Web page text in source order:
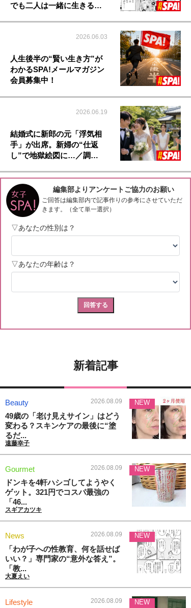
でも二人は一緒に生きる…
2026.06.03
人生後半の“賢い生き方”が
わかるSPA!メールマガジン
会員募集中！
2026.06.19
結婚式に新郎の元「浮気相
手」が出席。新婦の“仕返
し”で地獄絵図に…／調…
新着記事
Beauty 2026.08.09
49歳の「老け見えサイン」はどう
変わる？スキンケアの最後に“塗
るだ...
遠藤幸子
NEW
Gourmet 2026.08.09
ドンキを4軒ハシゴしてようやく
ゲット。321円でコスパ最強の
「46...
スギアカツキ
NEW
News 2026.08.09
「わが子への性教育、何を話せば
いい？」専門家の“意外な答え”。
「教...
大夏えい
NEW
Lifestyle 2026.08.09 NEW